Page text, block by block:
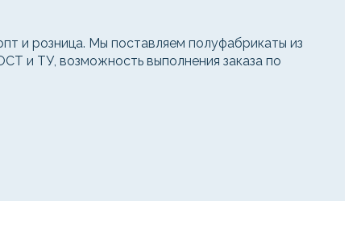
и розница. Мы поставляем полуфабрикаты из
и ТУ, возможность выполнения заказа по